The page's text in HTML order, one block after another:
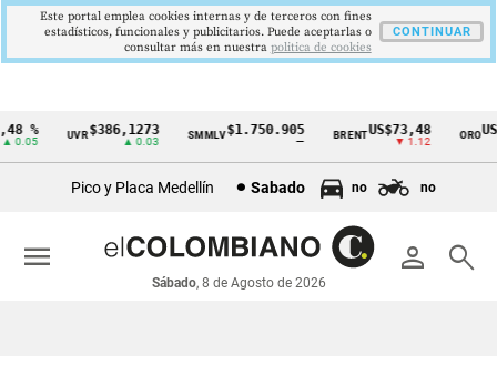
Cintillo
económicos
Colombia
% UVR$386,1273
▲ 0.03
SMMLV$1.750.905 BRENTUS$73,48
▼ 1.12
ORO
Pico y Placa Medellín Sabado no no
person search
Sábado, 8 de Agosto de 2026
menu
Este portal emplea cookies internas y de terceros con fines
estadísticos, funcionales y publicitarios. Puede aceptarlas o
consultar más en nuestra politica de cookies
CONTINUAR